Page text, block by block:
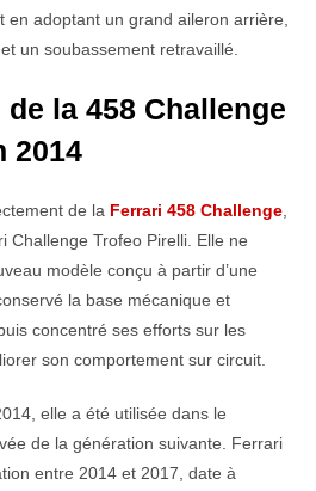
adoptant un grand aileron arrière,
un soubassement retravaillé.
la 458 Challenge
2014
de la Ferrari 458 Challenge
Challenge Trofeo Pirelli. Elle ne
modèle conçu à partir d’une
la base mécanique et
concentré ses efforts sur les
son comportement sur circuit.
elle a été utilisée dans le
de la génération suivante. Ferrari
entre 2014 et 2017, date à